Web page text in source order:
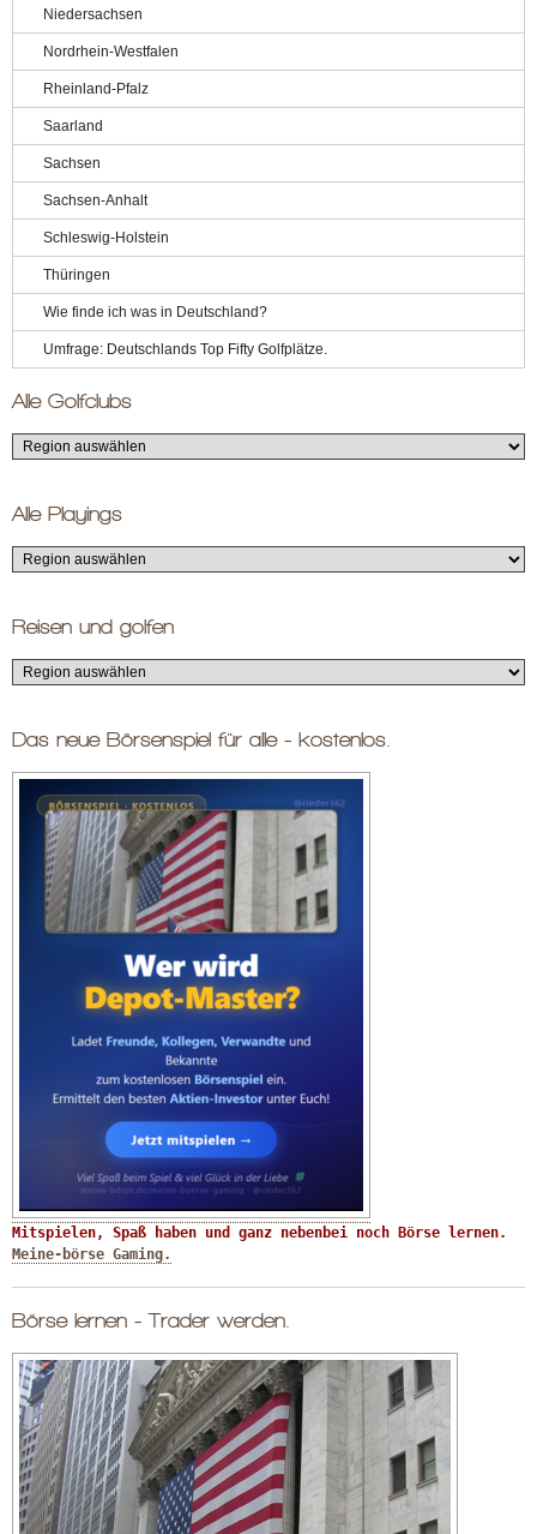
Niedersachsen
Nordrhein-Westfalen
Rheinland-Pfalz
Saarland
Sachsen
Sachsen-Anhalt
Schleswig-Holstein
Thüringen
Wie finde ich was in Deutschland?
Umfrage: Deutschlands Top Fifty Golfplätze.
Alle Golfclubs
Alle Playings
Reisen und golfen
Das neue Börsenspiel für alle - kostenlos.
Meine-börse Gaming.
Börse lernen - Trader werden.